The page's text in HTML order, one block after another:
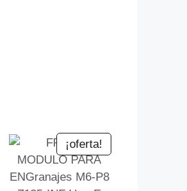
¡oferta!